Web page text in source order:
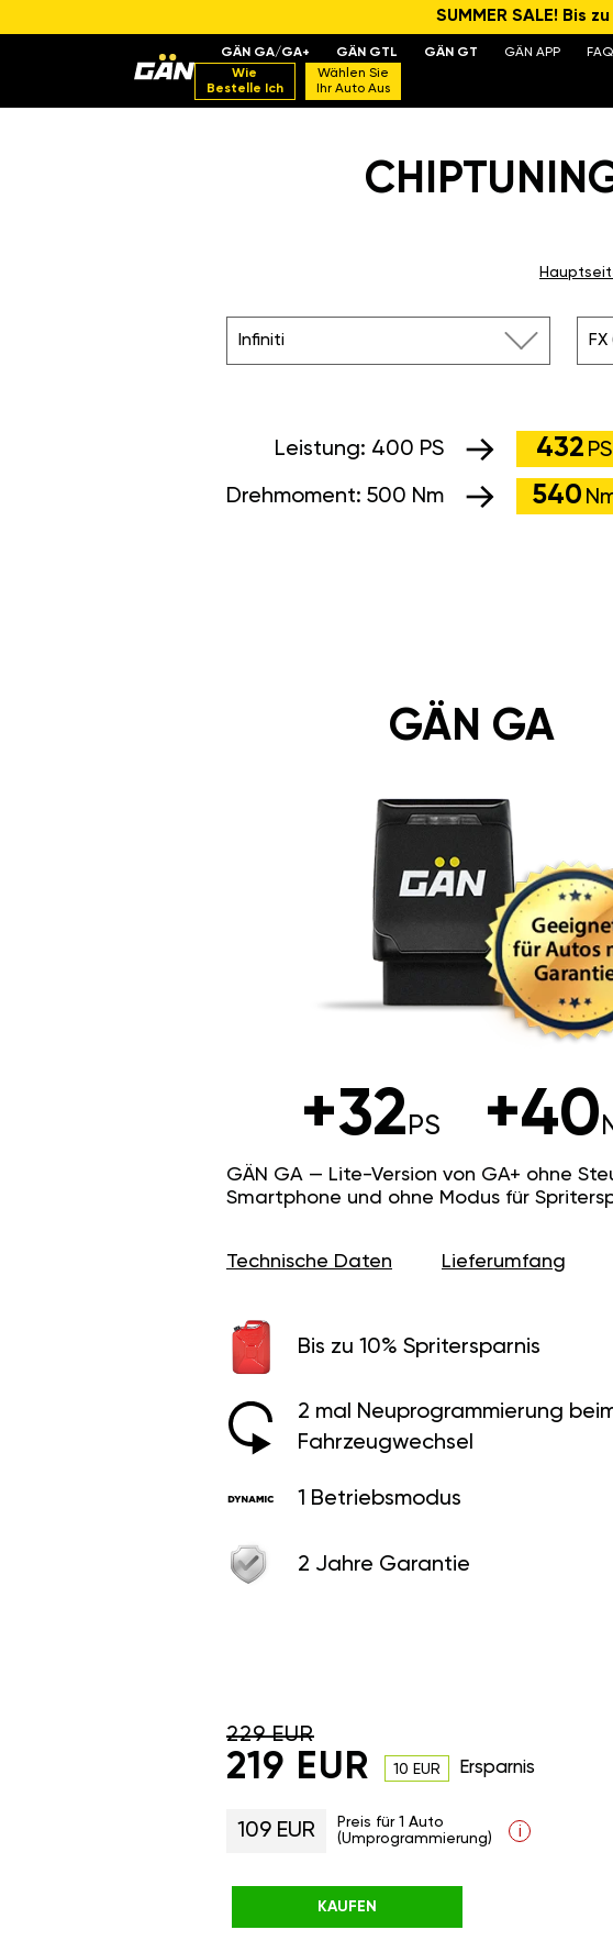
SUMMER SALE! Bis
GÄN GA/GA+ GÄN GTL GÄN GT GÄN APP FAQ
Wie
Bestelle Ich
Wählen Sie
Ihr Auto Aus
Infiniti
Leistung: 400 PS 432 PS
Drehmoment: 500 Nm 540
GÄN GA
+32PS +40
GÄN GA — Lite-Version von GA+ ohne
Smartphone und ohne Modus für
Technische Daten Lieferumfang
Bis zu 10% Spritersparnis
2 mal Neuprogrammierung
Fahrzeugwechsel
1 Betriebsmodus
2 Jahre Garantie
229 EUR
219 EUR 10 EUR Ersparnis
109 EUR
Preis für 1 Auto
(Umprogrammierung)
i
KAUFEN